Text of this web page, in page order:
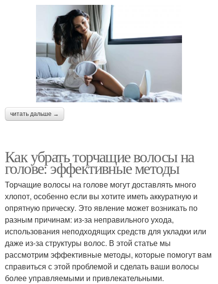
читать дальше →
Как убрать торчащие волосы на
голове: эффективные методы
Торчащие волосы на голове могут доставлять много
хлопот, особенно если вы хотите иметь аккуратную и
опрятную прическу. Это явление может возникать по
разным причинам: из-за неправильного ухода,
использования неподходящих средств для укладки или
даже из-за структуры волос. В этой статье мы
рассмотрим эффективные методы, которые помогут вам
справиться с этой проблемой и сделать ваши волосы
более управляемыми и привлекательными.